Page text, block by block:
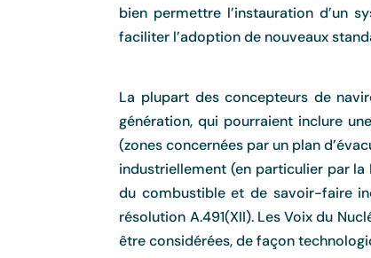
bien permettre l’instauration d’un
faciliter l’adoption de nouveaux
La plupart des concepteurs de
génération, qui pourraient inclure
(zones concernées par un plan
industriellement (en particulier par la
du combustible et de savoir-faire
résolution A.491(XII). Les Voix du
être considérées, de façon